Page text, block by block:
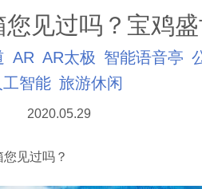
您见过吗？宝鸡
AR AR太极 智能语音亭
工智能 旅游休闲
2020.05.29
见过吗？